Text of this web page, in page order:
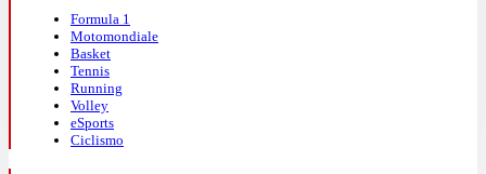
Formula 1
Motomondiale
Basket
Tennis
Running
Volley
eSports
Ciclismo